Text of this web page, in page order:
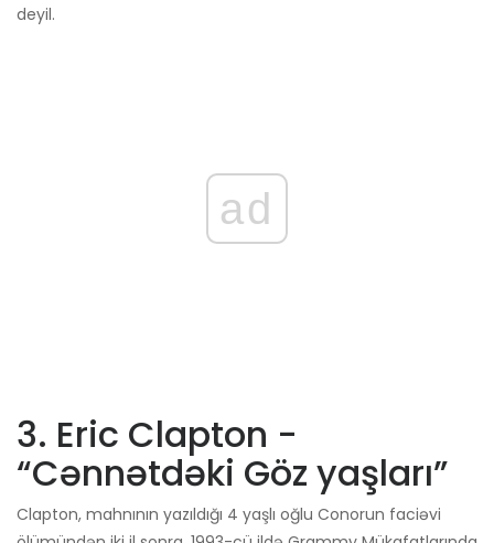
deyil.
ad
3. Eric Clapton -
“Cənnətdəki Göz yaşları”
Clapton, mahnının yazıldığı 4 yaşlı oğlu Conorun faciəvi